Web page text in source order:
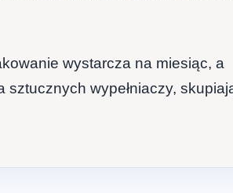
wystarcza na miesiąc, a
wypełniaczy,